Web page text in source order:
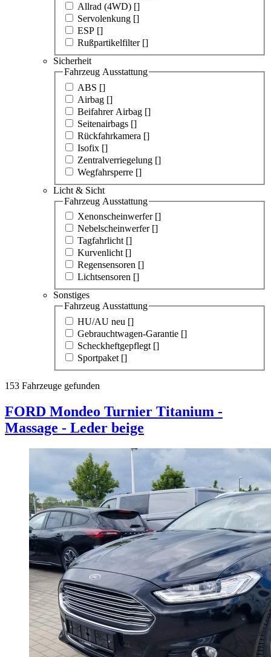
Allrad (4WD) []
Servolenkung []
ESP []
Rußpartikelfilter []
Sicherheit
Fahrzeug Ausstattung
ABS []
Airbag []
Beifahrer Airbag []
Seitenairbags []
Rückfahrkamera []
Isofix []
Zentralverriegelung []
Wegfahrsperre []
Licht & Sicht
Fahrzeug Ausstattung
Xenonscheinwerfer []
Nebelscheinwerfer []
Tagfahrlicht []
Kurvenlicht []
Regensensoren []
Lichtsensoren []
Sonstiges
Fahrzeug Ausstattung
HU/AU neu []
Gebrauchtwagen-Garantie []
Scheckheftgepflegt []
Sportpaket []
153 Fahrzeuge gefunden
FORD Mondeo Turnier Titanium -
Massage - Leder beige